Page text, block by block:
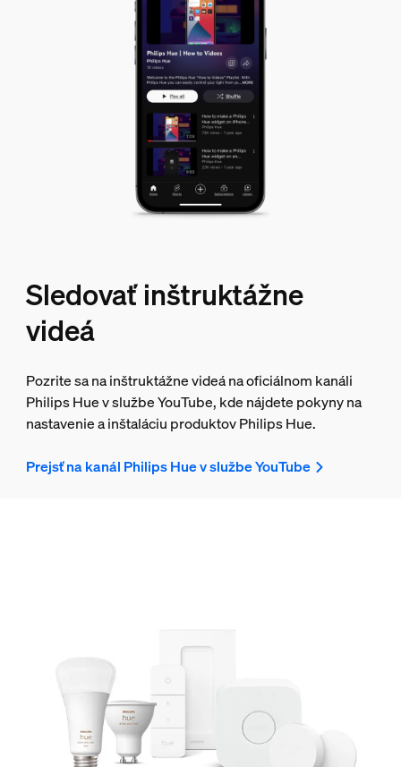
Sledovať inštruktážne
videá
Pozrite sa na inštruktážne videá na oficiálnom kanáli
Philips Hue v službe YouTube, kde nájdete pokyny na
nastavenie a inštaláciu produktov Philips Hue.
Prejsť na kanál Philips Hue v službe YouTube